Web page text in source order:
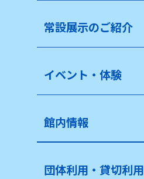
常設展示のご紹介
イベント・体験
館内情報
団体利用・貸切利用